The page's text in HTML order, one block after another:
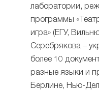
лаборатории,
программы
игра» (ЕГУ,
Серебрякова –
более 10
разные языки и
Берлине, Нью-